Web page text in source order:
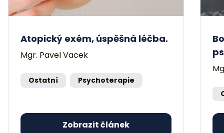
Atopický exém, úspěšná léčba.
Mgr. Pavel Vacek
Ostatní Psychoterapie
Zobrazit článek